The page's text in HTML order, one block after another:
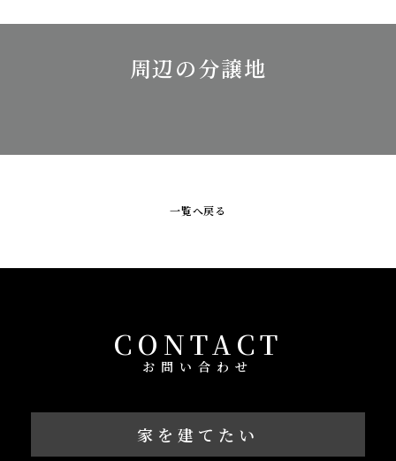
周辺の分譲地
一覧へ戻る
CONTACT
お問い合わせ
家を建てたい